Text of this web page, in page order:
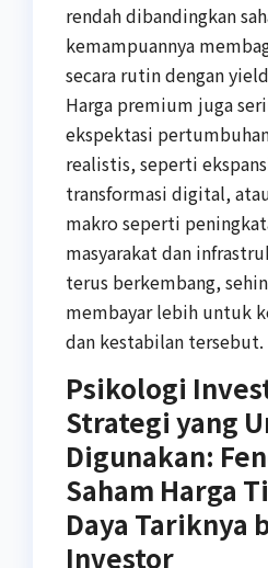
rendah dibandingkan
kemampuannya
secara rutin dengan
Harga premium juga
ekspektasi
realistis, seperti
transformasi digital,
makro seperti
masyarakat dan
terus berkembang,
membayar lebih untuk
dan kestabilan tersebut.
Psikologi
Strategi yang
Digunakan:
Saham Harga
Daya Tariknya
Investor